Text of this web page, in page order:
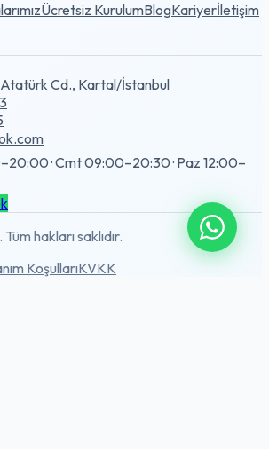
Ücretsiz KurulumBlogKariyerİletişim
Atatürk Cd., Kartal/İstanbul
· Cmt 09:00–20:30 · Paz 12:00–
hakları saklıdır.
KoşullarıKVKK